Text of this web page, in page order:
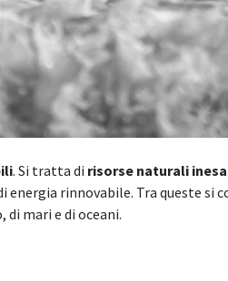
. Si tratta di risorse naturali
rinnovabile. Tra queste si
di mari e di oceani.